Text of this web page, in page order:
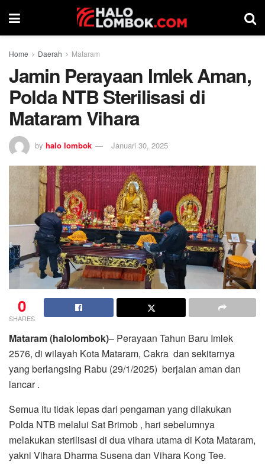
Home Daerah Mataram
Jamin Perayaan Imlek Aman,
Polda NTB Sterilisasi di
Mataram Vihara
by halo lombok Januari 30, 2025
0
SHARES
Mataram (halolombok)– Perayaan Tahun Baru Imlek
2576, di wilayah Kota Mataram, Cakra dan sekitarnya
yang berlangsing Rabu (29/1/2025) berjalan aman dan
lancar .
Semua itu tidak lepas dari pengaman yang dilakukan
Polda NTB melalui Sat Brimob , hari sebelumnya
melakukan sterilisasi di dua vihara utama di Kota Mataram,
yakni Vihara Dharma Susena dan Vihara Kong Tee.